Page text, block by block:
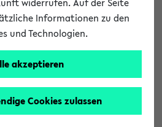
der Universität Bielefeld
für Abschlussarbeiten. Sie
mit Ihrer Abschlussarbeit beim
Bitte nutzen Sie für Ihre
https://formulare.uni-
Informationen zu den
und Technologien.
akzeptieren
Cookies zulassen